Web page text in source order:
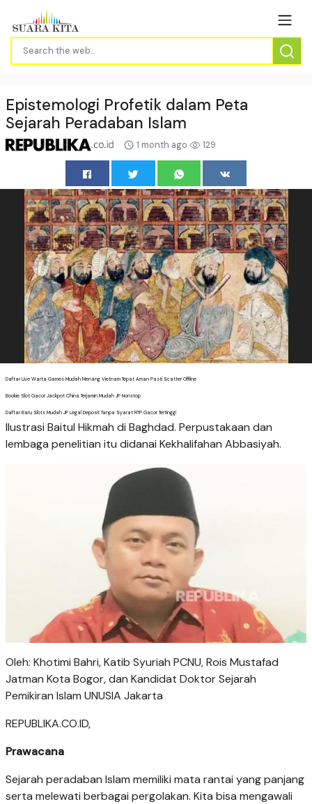
Epistemologi Profetik dalam Peta
Sejarah Peradaban Islam
1 month ago 129
Daftar Live Warta Games Mudah Menang Vietnam Tepat Aman Pasti Scatter Offline
Bookie Slot Gacor Jackpot China Terjamin Mudah JP Nonstop
Daftar Baru Slots Mudah JP Legal Deposit Tanpa Syarat RTP Gacor Tertinggi
Ilustrasi Baitul Hikmah di Baghdad. Perpustakaan dan
lembaga penelitian itu didanai Kekhalifahan Abbasiyah.
Oleh: Khotimi Bahri, Katib Syuriah PCNU, Rois Mustafad
Jatman Kota Bogor, dan Kandidat Doktor Sejarah
Pemikiran Islam UNUSIA Jakarta
REPUBLIKA.CO.ID,
Prawacana
Sejarah peradaban Islam memiliki mata rantai yang panjang
serta melewati berbagai pergolakan. Kita bisa mengawali